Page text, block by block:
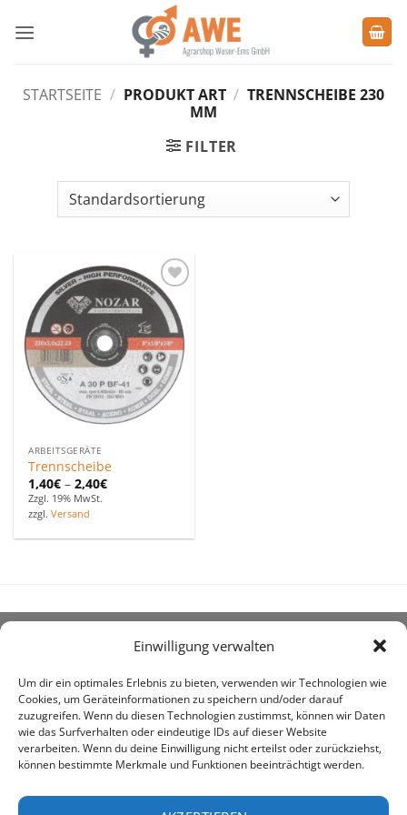
Einwilligung verwalten
Um dir ein optimales Erlebnis zu bieten, verwenden wir Technologien wie
Cookies, um Geräteinformationen zu speichern und/oder darauf
zuzugreifen. Wenn du diesen Technologien zustimmst, können wir Daten
wie das Surfverhalten oder eindeutige IDs auf dieser Website
verarbeiten. Wenn du deine Einwilligung nicht erteilst oder zurückziehst,
können bestimmte Merkmale und Funktionen beeinträchtigt werden.
Inhalt
STARTSEITE / PRODUKT ART / TRENNSCHEIBE 230
MM
FILTER
Zu den
Favoriten
hinzufügen
ARBEITSGERÄTE
Trennscheibe
1,40€ –2,40€
Zzgl. 19% MwSt.
zzgl.Versand
um den Kauf landwirtschaftlicher Bedarfsartikel geht.